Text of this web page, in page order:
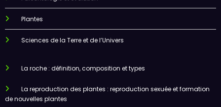
Plantes
Sciences de la Terre et de l’Univers
La roche : définition, composition et types
La reproduction des plantes : reproduction sexuée et formation
de nouvelles plantes